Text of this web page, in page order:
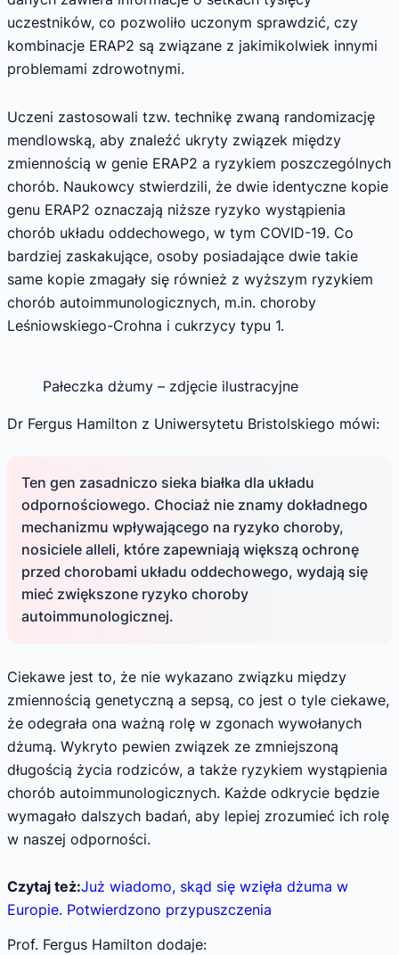
uczestników, co pozwoliło uczonym sprawdzić, czy
kombinacje ERAP2 są związane z jakimikolwiek innymi
problemami zdrowotnymi.
Uczeni zastosowali tzw. technikę zwaną randomizację
mendlowską, aby znaleźć ukryty związek między
zmiennością w genie ERAP2 a ryzykiem poszczególnych
chorób. Naukowcy stwierdzili, że dwie identyczne kopie
genu ERAP2 oznaczają niższe ryzyko wystąpienia
chorób układu oddechowego, w tym COVID-19. Co
bardziej zaskakujące, osoby posiadające dwie takie
same kopie zmagały się również z wyższym ryzykiem
chorób autoimmunologicznych, m.in. choroby
Leśniowskiego-Crohna i cukrzycy typu 1.
Pałeczka dżumy – zdjęcie ilustracyjne
Dr Fergus Hamilton z Uniwersytetu Bristolskiego mówi:
Ten gen zasadniczo sieka białka dla układu
odpornościowego. Chociaż nie znamy dokładnego
mechanizmu wpływającego na ryzyko choroby,
nosiciele alleli, które zapewniają większą ochronę
przed chorobami układu oddechowego, wydają się
mieć zwiększone ryzyko choroby
autoimmunologicznej.
Ciekawe jest to, że nie wykazano związku między
zmiennością genetyczną a sepsą, co jest o tyle ciekawe,
że odegrała ona ważną rolę w zgonach wywołanych
dżumą. Wykryto pewien związek ze zmniejszoną
długością życia rodziców, a także ryzykiem wystąpienia
chorób autoimmunologicznych. Każde odkrycie będzie
wymagało dalszych badań, aby lepiej zrozumieć ich rolę
w naszej odporności.
Czytaj też:Już wiadomo, skąd się wzięła dżuma w
Europie. Potwierdzono przypuszczenia
Prof. Fergus Hamilton dodaje: